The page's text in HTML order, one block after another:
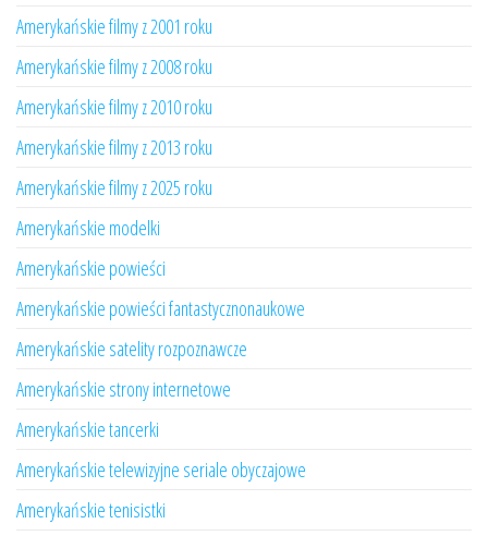
Amerykańskie filmy z 2001 roku
Amerykańskie filmy z 2008 roku
Amerykańskie filmy z 2010 roku
Amerykańskie filmy z 2013 roku
Amerykańskie filmy z 2025 roku
Amerykańskie modelki
Amerykańskie powieści
Amerykańskie powieści fantastycznonaukowe
Amerykańskie satelity rozpoznawcze
Amerykańskie strony internetowe
Amerykańskie tancerki
Amerykańskie telewizyjne seriale obyczajowe
Amerykańskie tenisistki